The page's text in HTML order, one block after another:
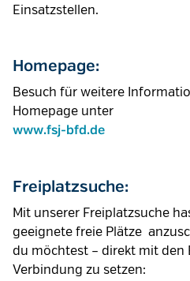
Einsatzstellen.
Homepage:
Besuch für weitere
Homepage unter
www.fsj-bfd.de
Freiplatzsuche:
Mit unserer Freiplatzsuche
geeignete freie Plätze
du möchtest – direkt mit den
Verbindung zu setzen: